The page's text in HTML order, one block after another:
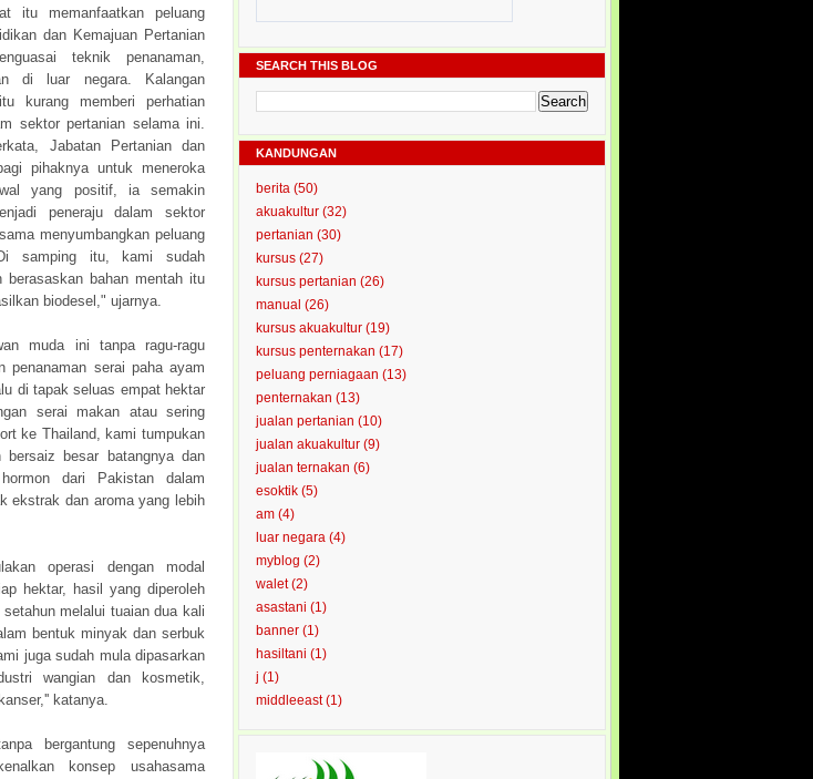
itu memanfaatkan peluang
dan Kemajuan Pertanian
teknik penanaman,
di luar negara. Kalangan
kurang memberi perhatian
sektor pertanian selama ini.
Jabatan Pertanian dan
pihaknya untuk meneroka
yang positif, ia semakin
peneraju dalam sektor
menyumbangkan peluang
samping itu, kami sudah
berasaskan bahan mentah itu
biodesel," ujarnya.
muda ini tanpa ragu-ragu
penanaman serai paha ayam
di tapak seluas empat hektar
serai makan atau sering
ke Thailand, kami tumpukan
besar batangnya dan
dari Pakistan dalam
ekstrak dan aroma yang lebih
operasi dengan modal
hektar, hasil yang diperoleh
melalui tuaian dua kali
bentuk minyak dan serbuk
juga sudah mula dipasarkan
wangian dan kosmetik,
katanya.
bergantung sepenuhnya
konsep usahasama
SEARCH THIS BLOG
KANDUNGAN
berita (50)
akuakultur (32)
pertanian (30)
kursus (27)
kursus pertanian (26)
manual (26)
kursus akuakultur (19)
kursus penternakan (17)
peluang perniagaan (13)
penternakan (13)
jualan pertanian (10)
jualan akuakultur (9)
jualan ternakan (6)
esoktik (5)
am (4)
luar negara (4)
myblog (2)
walet(2)
asastani (1)
banner (1)
hasiltani (1)
j (1)
middleeast(1)